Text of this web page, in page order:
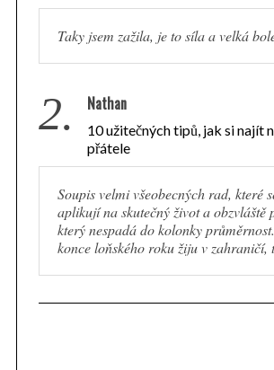
Taky jsem zažila, je to síla a velká
2. Nathan
10 užitečných tipů, jak si najít
přátele
Soupis velmi všeobecných rad, které
aplikují na skutečný život a obzvláště
který nespadá do kolonky průměrnost.
konce loňského roku žiju v zahraničí,
S
r